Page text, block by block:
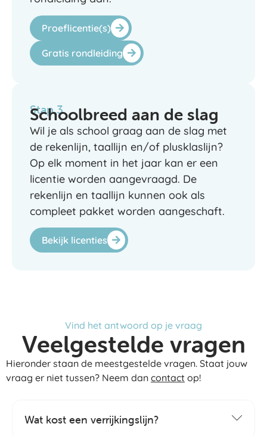
Proeflicentie(s)
Gratis rondleiding
Stap 3
Schoolbreed aan de slag
Wil je als school graag aan de slag met
de rekenlijn, taallijn en/of plusklaslijn?
Op elk moment in het jaar kan er een
licentie worden aangevraagd. De
rekenlijn en taallijn kunnen ook als
compleet pakket worden aangeschaft.
Bekijk licenties
Vind het antwoord op je vraag
Veelgestelde vragen
Hieronder staan de meestgestelde vragen. Staat jouw
vraag er niet tussen? Neem dan contact op!
Wat kost een verrijkingslijn?